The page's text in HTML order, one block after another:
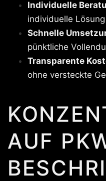
Individuelle
individuelle Lösung
Schnelle
pünktliche
Transparente
ohne versteckte
AUF